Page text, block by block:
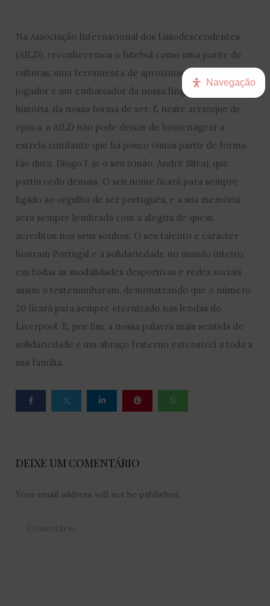
Na Associação Internacional dos Lusodescendentes
(AILD), reconhecemos o futebol como uma ponte de
culturas, uma ferramenta de aproximação, onde cada
jogador é um embaixador da nossa língua, da nossa
história, da nossa forma de ser. E neste arranque de
época, a AILD não pode deixar de homenagear a
estrela cintilante que há pouco vimos partir de forma
tão dura: Diogo J. (e o seu irmão, André Silva), que
partiu cedo demais. O seu nome ficará para sempre
ligado ao orgulho de ser português, e a sua memória
será sempre lembrada com a alegria de quem
acreditou nos seus sonhos. O seu talento e carácter
honram Portugal e a solidariedade no mundo inteiro,
em todas as modalidades desportivas e redes sociais
assim o testemunharam, demonstrando que o número
20 ficará para sempre eternizado nas lendas do
Liverpool. E, por fim, a nossa palavra mais sentida de
solidariedade e um abraço fraterno extensível a toda a
sua família.
DEIXE UM COMENTÁRIO
Your email address will not be published.
Navegação